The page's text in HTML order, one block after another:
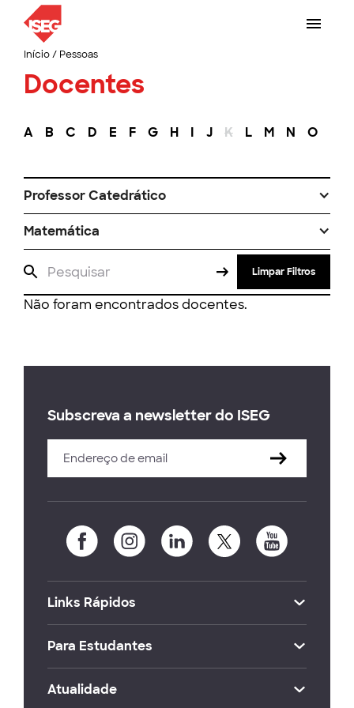
Início/ Pessoas
Docentes
A B C D E F G H I J K L M N O
Professor Catedrático
Matemática
Limpar Filtros
Não foram encontrados docentes.
Subscreva a newsletter do ISEG
Links Rápidos
Para Estudantes
Atualidade